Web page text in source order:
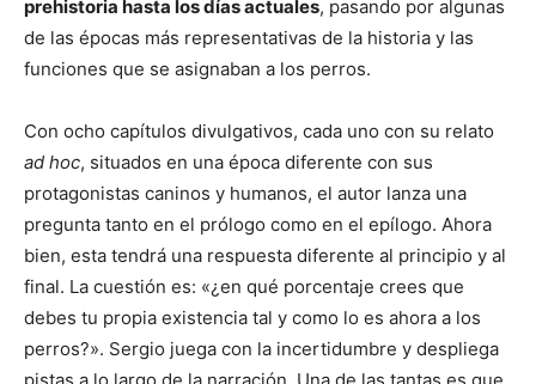
prehistoria hasta los días actuales, pasando por algunas
de las épocas más representativas de la historia y las
funciones que se asignaban a los perros.
Con ocho capítulos divulgativos, cada uno con su relato
ad hoc, situados en una época diferente con sus
protagonistas caninos y humanos, el autor lanza una
pregunta tanto en el prólogo como en el epílogo. Ahora
bien, esta tendrá una respuesta diferente al principio y al
final. La cuestión es: «¿en qué porcentaje crees que
debes tu propia existencia tal y como lo es ahora a los
perros?». Sergio juega con la incertidumbre y despliega